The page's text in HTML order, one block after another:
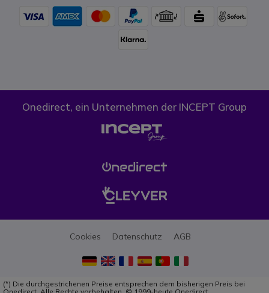
Onedirect, ein Unternehmen der INCEPT Group
Cookies Datenschutz AGB
(*) Die durchgestrichenen Preise entsprechen dem bisherigen Preis bei
Onedirect. Alle Rechte vorbehalten. © 1999-heute Onedirect